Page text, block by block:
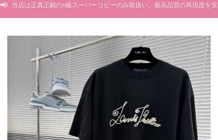
ユ
登
録
グ
ダ
ー
知
ら
yoyocopys@gmail.com
当店は正真正銘のn級スーパーコピーのみ取扱い。最高品質の再現度を
2026春の新作続々更新中！期間中のご注文でお得な割引をご利用いただ
📢 新作入荷！ルイ・ヴィトンスーパーコピー バッグ最新モデルが登場。